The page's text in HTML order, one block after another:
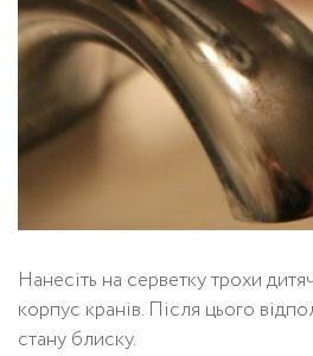
Нанесіть на серветку трохи
корпус кранів. Після цього
стану блиску.